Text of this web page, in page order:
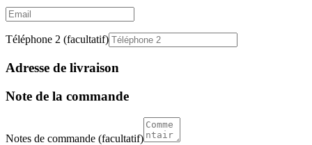
Email
Téléphone 2 (facultatif)
Adresse de livraison
Note de la commande
Notes de commande (facultatif)